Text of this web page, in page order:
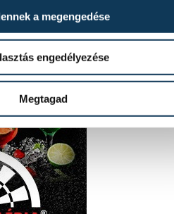
a megengedése
engedélyezése
Megtagad